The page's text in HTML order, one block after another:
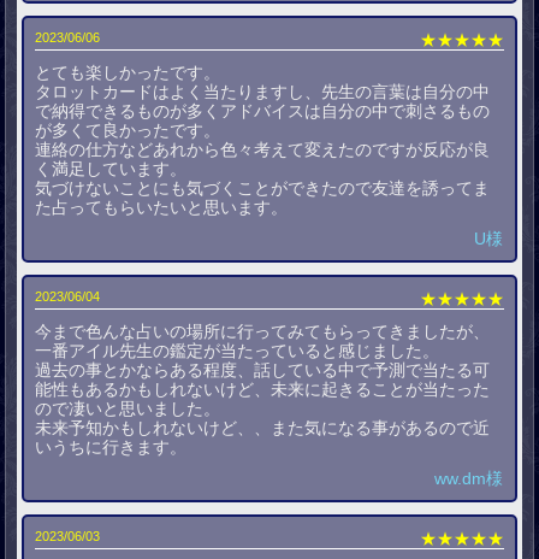
2023/06/06
★★★★★
とても楽しかったです。
タロットカードはよく当たりますし、先生の言葉は自分の中
で納得できるものが多くアドバイスは自分の中で刺さるもの
が多くて良かったです。
連絡の仕方などあれから色々考えて変えたのですが反応が良
く満足しています。
気づけないことにも気づくことができたので友達を誘ってま
た占ってもらいたいと思います。
U様
2023/06/04
★★★★★
今まで色んな占いの場所に行ってみてもらってきましたが、
一番アイル先生の鑑定が当たっていると感じました。
過去の事とかならある程度、話している中で予測で当たる可
能性もあるかもしれないけど、未来に起きることが当たった
ので凄いと思いました。
未来予知かもしれないけど、、また気になる事があるので近
いうちに行きます。
ww.dm様
2023/06/03
★★★★★